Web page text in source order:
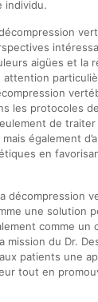
individu.
aigües et la
attention
les protocoles
de
également
en
décompression
une solution
comme un
mission du Dr.
patients une
tout en